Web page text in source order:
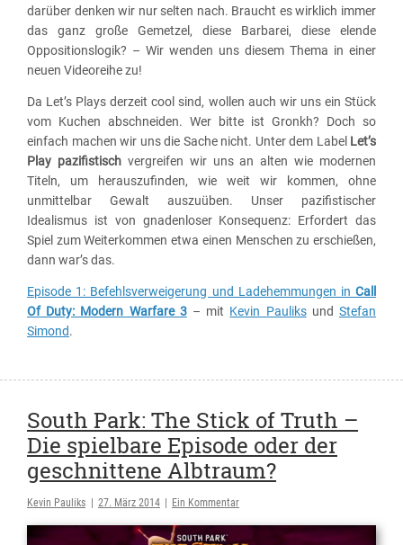
darüber denken wir nur selten nach. Braucht es wirklich immer
das ganz große Gemetzel, diese Barbarei, diese elende
Oppositionslogik? – Wir wenden uns diesem Thema in einer
neuen Videoreihe zu!
Da Let’s Plays derzeit cool sind, wollen auch wir uns ein Stück
vom Kuchen abschneiden. Wer bitte ist Gronkh? Doch so
einfach machen wir uns die Sache nicht. Unter dem Label Let’s
Play pazifistischvergreifen wir uns an alten wie modernen
Titeln, um herauszufinden, wie weit wir kommen, ohne
unmittelbar Gewalt auszuüben. Unser pazifistischer
Idealismus ist von gnadenloser Konsequenz: Erfordert das
Spiel zum Weiterkommen etwa einen Menschen zu erschießen,
dann war’s das.
Episode 1: Befehlsverweigerung und Ladehemmungen in Call
Of Duty: Modern Warfare 3– mit Kevin PauliksundStefan
Simond.
South Park: The Stick of Truth –
Die spielbare Episode oder der
geschnittene Albtraum?
Kevin Pauliks 27. März 2014 Ein Kommentar